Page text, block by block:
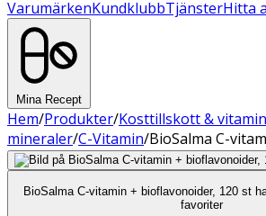
VarumärkenKundklubbTjänsterHitta
Mina Recept
Hem/Produkter/Kosttillskott &
mineraler/C-Vitamin/BioSalma C-
BioSalma C-vitamin + bioflavonoider, 120 st
favoriter